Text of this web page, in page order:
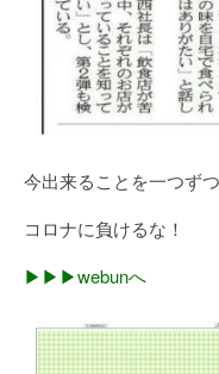
今出来ることを一つず
コロナに負けるな！
▶▶▶webunへ